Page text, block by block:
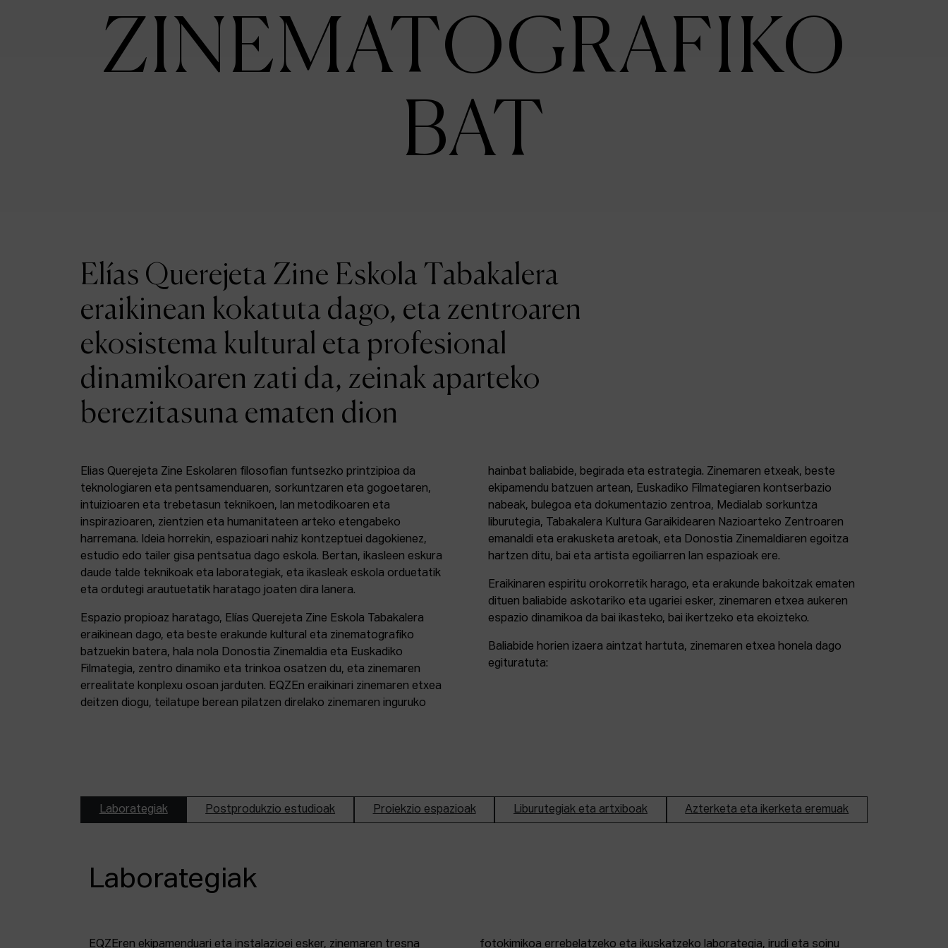
ZINEMATOGRAFIKO
BAT
Elías Querejeta Zine Eskola Tabakalera
eraikinean kokatuta dago, eta zentroaren
ekosistema kultural eta profesional
dinamikoaren zati da, zeinak aparteko
berezitasuna ematen dion
Elias Querejeta Zine Eskolaren filosofian funtsezko printzipioa da
teknologiaren eta pentsamenduaren, sorkuntzaren eta gogoetaren,
intuizioaren eta trebetasun teknikoen, lan metodikoaren eta
inspirazioaren, zientzien eta humanitateen arteko etengabeko
harremana. Ideia horrekin, espazioari nahiz kontzeptuei dagokienez,
estudio edo tailer gisa pentsatua dago eskola. Bertan, ikasleen eskura
daude talde teknikoak eta laborategiak, eta ikasleak eskola orduetatik
eta ordutegi arautuetatik haratago joaten dira lanera.
Espazio propioaz haratago, Elías Querejeta Zine Eskola Tabakalera
eraikinean dago, eta beste erakunde kultural eta zinematografiko
batzuekin batera, hala nola Donostia Zinemaldia eta Euskadiko
Filmategia, zentro dinamiko eta trinkoa osatzen du, eta zinemaren
errealitate konplexu osoan jarduten. EQZEn eraikinari zinemaren etxea
deitzen diogu, teilatupe berean pilatzen direlako zinemaren inguruko
hainbat baliabide, begirada eta estrategia. Zinemaren etxeak, beste
ekipamendu batzuen artean, Euskadiko Filmategiaren kontserbazio
nabeak, bulegoa eta dokumentazio zentroa, Medialab sorkuntza
liburutegia, Tabakalera Kultura Garaikidearen Nazioarteko Zentroaren
emanaldi eta erakusketa aretoak, eta Donostia Zinemaldiaren egoitza
hartzen ditu, bai eta artista egoiliarren lan espazioak ere.
Eraikinaren espiritu orokorretik harago, eta erakunde bakoitzak ematen
dituen baliabide askotariko eta ugariei esker, zinemaren etxea aukeren
espazio dinamikoa da bai ikasteko, bai ikertzeko eta ekoizteko.
Baliabide horien izaera aintzat hartuta, zinemaren etxea honela dago
egituratuta:
Laborategiak Postprodukzio estudioak Proiekzio espazioak Liburutegiak eta artxiboak Azterketa eta ikerketa eremuak
Laborategiak
EQZEren ekipamenduari eta instalazioei esker, zinemaren tresna
fotokimikoa errebelatzeko eta ikuskatzeko laborategia, irudi eta soinu